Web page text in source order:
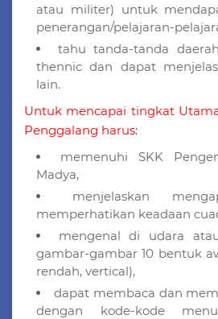
atau militer) untuk
penerangan/pelajaran-
tahu tanda-tanda
thennic dan dapat
lain.
Untuk mencapai tingkat
Penggalang harus:
memenuhi SKK
Madya,
menjelaskan
memperhatikan keadaan
mengenal di udara
gambar-gambar 10 bentuk
rendah, vertical),
dapat membaca dan
dengan kode-kode